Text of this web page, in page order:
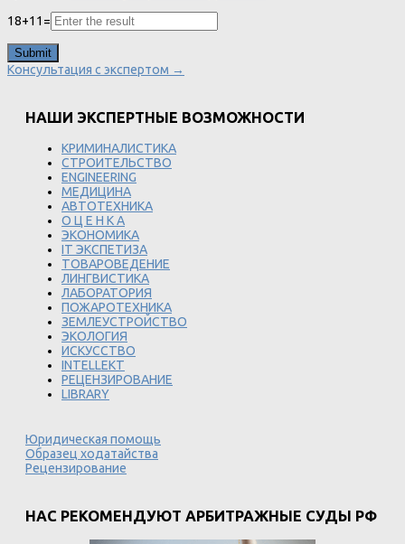
18+11 =
Консультация с экспертом →
НАШИ ЭКСПЕРТНЫЕ ВОЗМОЖНОСТИ
КРИМИНАЛИСТИКА
СТРОИТЕЛЬСТВО
ENGINEERING
МЕДИЦИНА
АВТОТЕХНИКА
О Ц Е Н К А
ЭКОНОМИКА
IT ЭКСПЕТИЗА
ТОВАРОВЕДЕНИЕ
ЛИНГВИСТИКА
ЛАБОРАТОРИЯ
ПОЖАРОТЕХНИКА
ЗЕМЛЕУСТРОЙСТВО
ЭКОЛОГИЯ
ИСКУССТВО
INTELLEKT
РЕЦЕНЗИРОВАНИЕ
LIBRARY
Юридическая помощь
Образец ходатайства
Рецензирование
НАС РЕКОМЕНДУЮТ АРБИТРАЖНЫЕ СУДЫ РФ